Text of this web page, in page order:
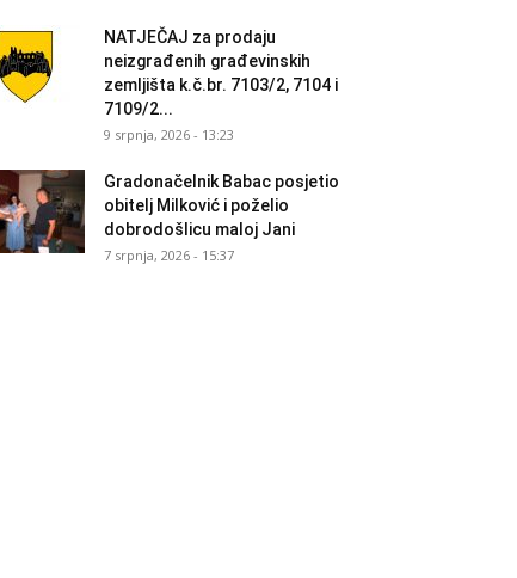
NATJEČAJ za prodaju
neizgrađenih građevinskih
zemljišta k.č.br. 7103/2, 7104 i
7109/2...
9 srpnja, 2026 - 13:23
Gradonačelnik Babac posjetio
obitelj Milković i poželio
dobrodošlicu maloj Jani
7 srpnja, 2026 - 15:37